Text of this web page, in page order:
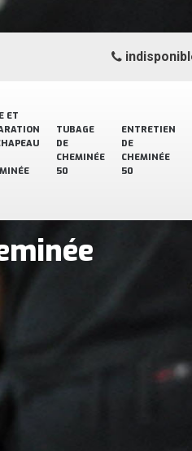
ET
TUBAGE
DE
CHEMINÉE
50
ENTRETIEN
DE
CHEMINÉE
50